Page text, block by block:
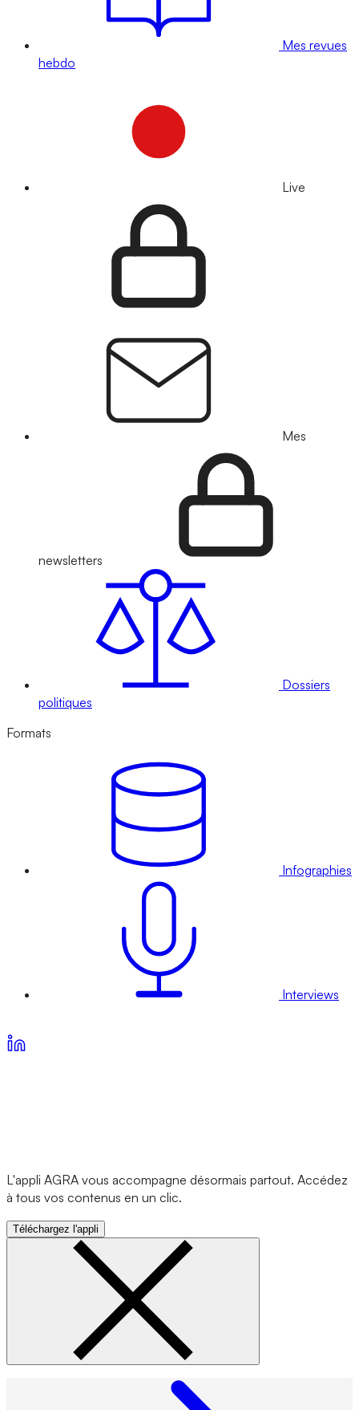
Mes revues
hebdo
Live
Mes
newsletters
Dossiers
politiques
Formats
Infographies
Interviews
L'appli AGRA vous accompagne désormais partout. Accédez
à tous vos contenus en un clic.
Téléchargez l'appli